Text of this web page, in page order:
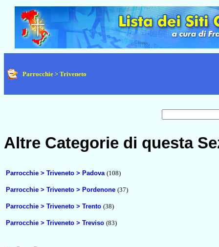
Parrocchie > Triveneto
Altre Categorie di questa
Parrocchie > Triveneto > Padova (108)
Parrocchie > Triveneto > Pordenone (37)
Parrocchie > Triveneto > Trento (38)
Parrocchie > Triveneto > Treviso (83)